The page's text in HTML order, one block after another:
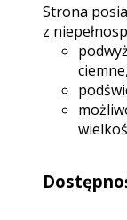
Strona
z